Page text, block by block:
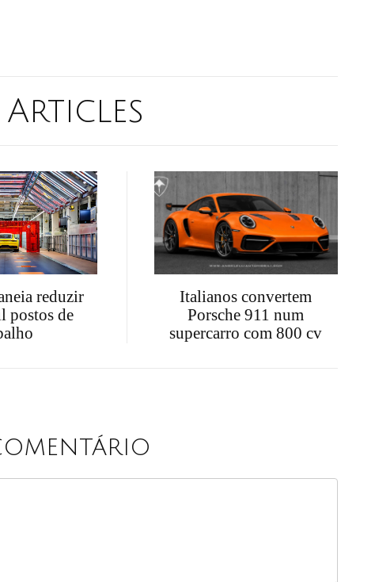
Articles
reduzir
postos de
Italianos convertem
Porsche 911 num
supercarro com 800 cv